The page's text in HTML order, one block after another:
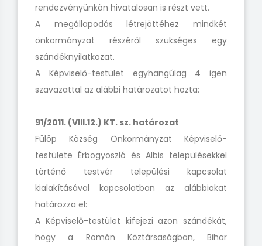
rendezvényünkön hivatalosan is részt vett.
A megállapodás létrejöttéhez mindkét
önkormányzat részéről szükséges egy
szándéknyilatkozat.
A Képviselő-testület egyhangúlag 4 igen
szavazattal az alábbi határozatot hozta:
91/2011. (VIII.12.) KT. sz. határozat
Fülöp Község Önkormányzat Képviselő-
testülete Érbogyoszló és Albis településekkel
történő testvér települési kapcsolat
kialakításával kapcsolatban az alábbiakat
határozza el:
A Képviselő-testület kifejezi azon szándékát,
hogy a Román Köztársaságban, Bihar